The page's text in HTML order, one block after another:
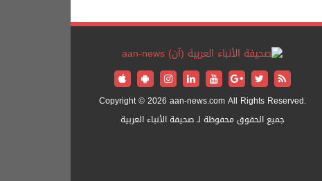
Copyright © 2026 aan-news.com All Rights Reserved.
جميع الحقوق محفوظة لـ صحيفة الأنباء العربية